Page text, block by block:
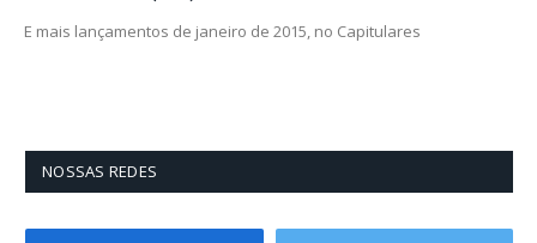
E mais lançamentos de janeiro de 2015, no Capitulares
NOSSAS REDES